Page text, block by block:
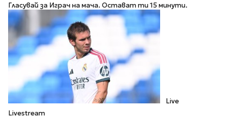
Гласувай за Играч на мача. Остават ти 15 минути.
Live
Livestream